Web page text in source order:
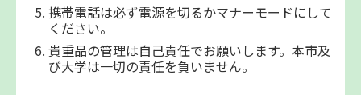
携帯電話は必ず電源を切るかマナーモードにして
ください。
貴重品の管理は自己責任でお願いします。本市及
び大学は一切の責任を負いません。